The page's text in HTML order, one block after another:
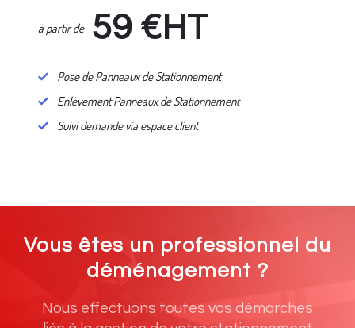
à partir de 59 €HT
Pose de Panneaux de Stationnement
Enlèvement Panneaux de Stationnement
Suivi demande via espace client
Vous êtes un professionnel du
déménagement ?
Nous effectuons toutes vos démarches